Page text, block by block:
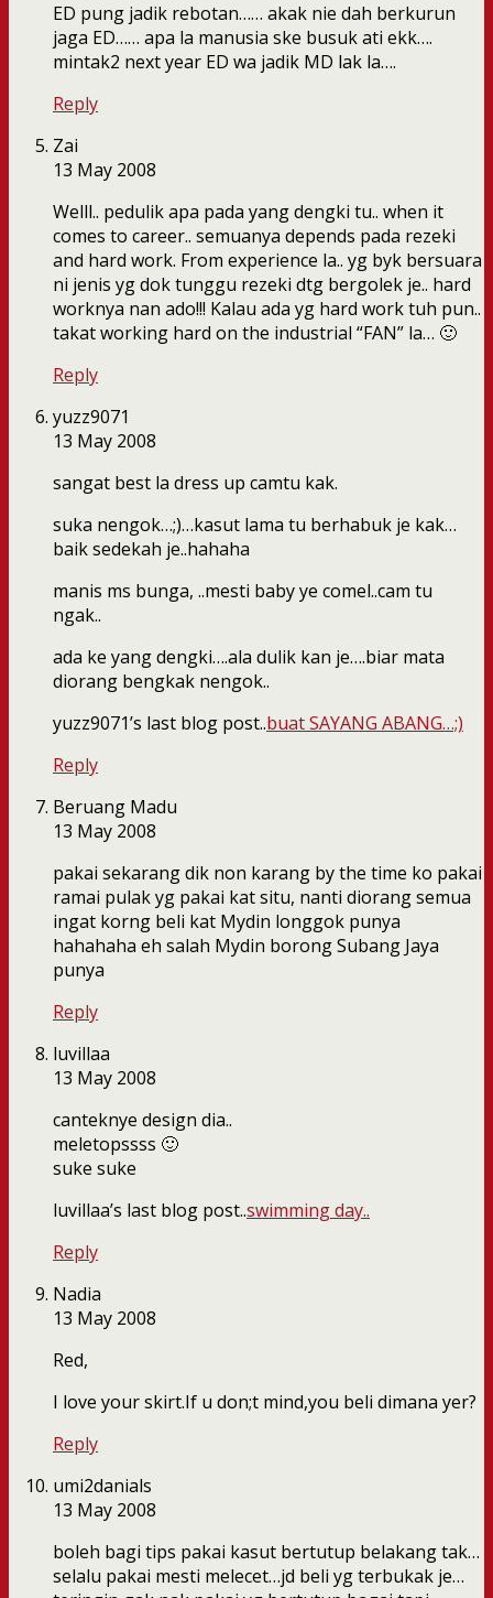
ED pung jadik rebotan…… akak nie dah berkurun
jaga ED…… apa la manusia ske busuk ati ekk….
mintak2 next year ED wa jadik MD lak la….
Reply
Zai
13 May 2008
Welll.. pedulik apa pada yang dengki tu.. when it
comes to career.. semuanya depends pada rezeki
and hard work. From experience la.. yg byk bersuara
ni jenis yg dok tunggu rezeki dtg bergolek je.. hard
worknya nan ado!!! Kalau ada yg hard work tuh pun..
takat working hard on the industrial “FAN” la… 🙂
Reply
yuzz9071
13 May 2008
sangat best la dress up camtu kak.
suka nengok…;)…kasut lama tu berhabuk je kak…
baik sedekah je..hahaha
manis ms bunga, ..mesti baby ye comel..cam tu
ngak..
ada ke yang dengki….ala dulik kan je….biar mata
diorang bengkak nengok..
yuzz9071’s last blog post..buat SAYANG ABANG…;)
Reply
Beruang Madu
13 May 2008
pakai sekarang dik non karang by the time ko pakai
ramai pulak yg pakai kat situ, nanti diorang semua
ingat korng beli kat Mydin longgok punya
hahahaha eh salah Mydin borong Subang Jaya
punya
Reply
luvillaa
13 May 2008
canteknye design dia..
meletopssss 🙂
suke suke
luvillaa’s last blog post..swimming day..
Reply
Nadia
13 May 2008
Red,
I love your skirt.If u don;t mind,you beli dimana yer?
Reply
umi2danials
13 May 2008
boleh bagi tips pakai kasut bertutup belakang tak…
selalu pakai mesti melecet…jd beli yg terbukak je…